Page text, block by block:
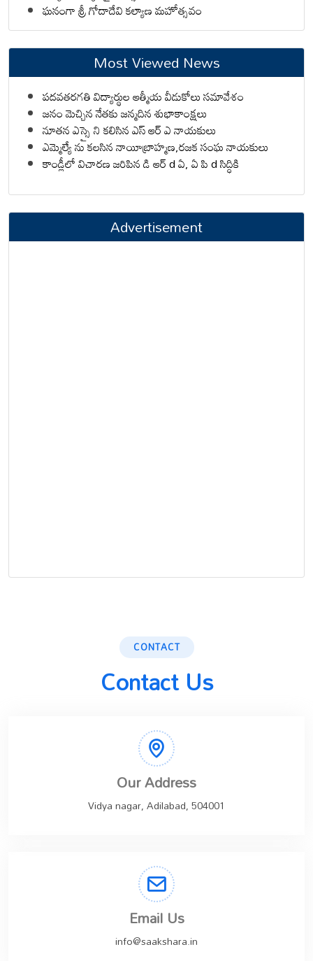
ఘనంగా శ్రీ గోదాదేవి కల్యాణ మహోత్సవం
Most Viewed News
పదవతరగతి విద్యార్థుల ఆత్మీయ వీడుకోలు సమావేశం
జనం మెచ్చిన నేతకు జన్మదిన శుభాకాంక్షలు
నూతన ఎస్సై ని కలిసిన ఎస్ ఆర్ ఎ నాయకులు
ఎమ్మెల్యే ను కలసిన నాయీబ్రాహ్మణ,రజక సంఘ నాయకులు
కాండ్లీలో విచారణ జరిపిన డి ఆర్ d ఏ, ఏ పి d సిద్ధికి
Advertisement
CONTACT
Contact Us
Our Address
Vidya nagar, Adilabad, 504001
Email Us
info@saakshara.in